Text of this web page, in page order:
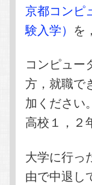
京都コンピ
験入学） を
コンピュー
方，就職で
加ください。
高校１，２
大学に行っ
由で中退し